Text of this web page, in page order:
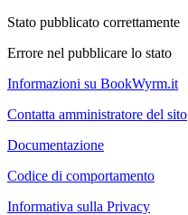
Stato pubblicato correttamente
Errore nel pubblicare lo stato
Informazioni su BookWyrm.it
Contatta amministratore del sito
Documentazione
Codice di comportamento
Informativa sulla Privacy